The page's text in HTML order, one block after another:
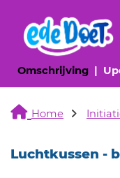
Omschrijving
Home
Luchtkussen -